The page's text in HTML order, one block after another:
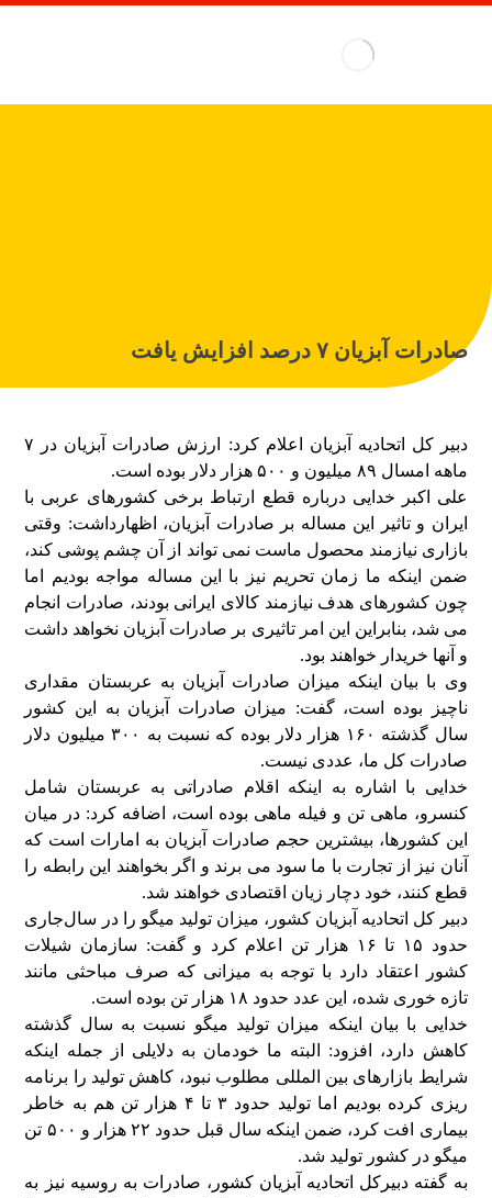
صادرات آبزیان ۷ درصد افزایش یافت
دبیر کل اتحادیه آبزیان اعلام کرد: ارزش صادرات آبزیان در ۷
ماهه امسال ۸۹ میلیون و ۵۰۰ هزار دلار بوده است.
علی اکبر خدایی درباره قطع ارتباط برخی کشورهای عربی با
ایران و تاثیر این مساله بر صادرات آبزیان، اظهارداشت: وقتی
بازاری نیازمند محصول ماست نمی تواند از آن چشم پوشی کند،
ضمن اینکه ما زمان تحریم نیز با این مساله مواجه بودیم اما
چون کشورهای هدف نیازمند کالای ایرانی بودند، صادرات انجام
می شد، بنابراین این امر تاثیری بر صادرات آبزیان نخواهد داشت
و آنها خریدار خواهند بود.
وی با بیان اینکه میزان صادرات آبزیان به عربستان مقداری
ناچیز بوده است، گفت: میزان صادرات آبزیان به این کشور
سال گذشته ۱۶۰ هزار دلار بوده که نسبت به ۳۰۰ میلیون دلار
صادرات کل ما، عددی نیست.
خدایی با اشاره به اینکه اقلام صادراتی به عربستان شامل
کنسرو، ماهی تن و فیله ماهی بوده است، اضافه کرد: در میان
این کشورها، بیشترین حجم صادرات آبزیان به امارات است که
آنان نیز از تجارت با ما سود می برند و اگر بخواهند این رابطه را
قطع کنند، خود دچار زیان اقتصادی خواهند شد.
دبیر کل اتحادیه آبزیان کشور، میزان تولید میگو را در سال‌جاری
حدود ۱۵ تا ۱۶ هزار تن اعلام کرد و گفت: سازمان شیلات
کشور اعتقاد دارد با توجه به میزانی که صرف مباحثی مانند
تازه خوری شده، این عدد حدود ۱۸ هزار تن بوده است.
خدایی با بیان اینکه میزان تولید میگو نسبت به سال گذشته
کاهش دارد، افزود: البته ما خودمان به دلایلی از جمله اینکه
شرایط بازارهای بین المللی مطلوب نبود، کاهش تولید را برنامه
ریزی کرده بودیم اما تولید حدود ۳ تا ۴ هزار تن هم به خاطر
بیماری افت کرد، ضمن اینکه سال قبل حدود ۲۲ هزار و ۵۰۰ تن
میگو در کشور تولید شد.
به گفته دبیرکل اتحادیه آبزیان کشور، صادرات به روسیه نیز به